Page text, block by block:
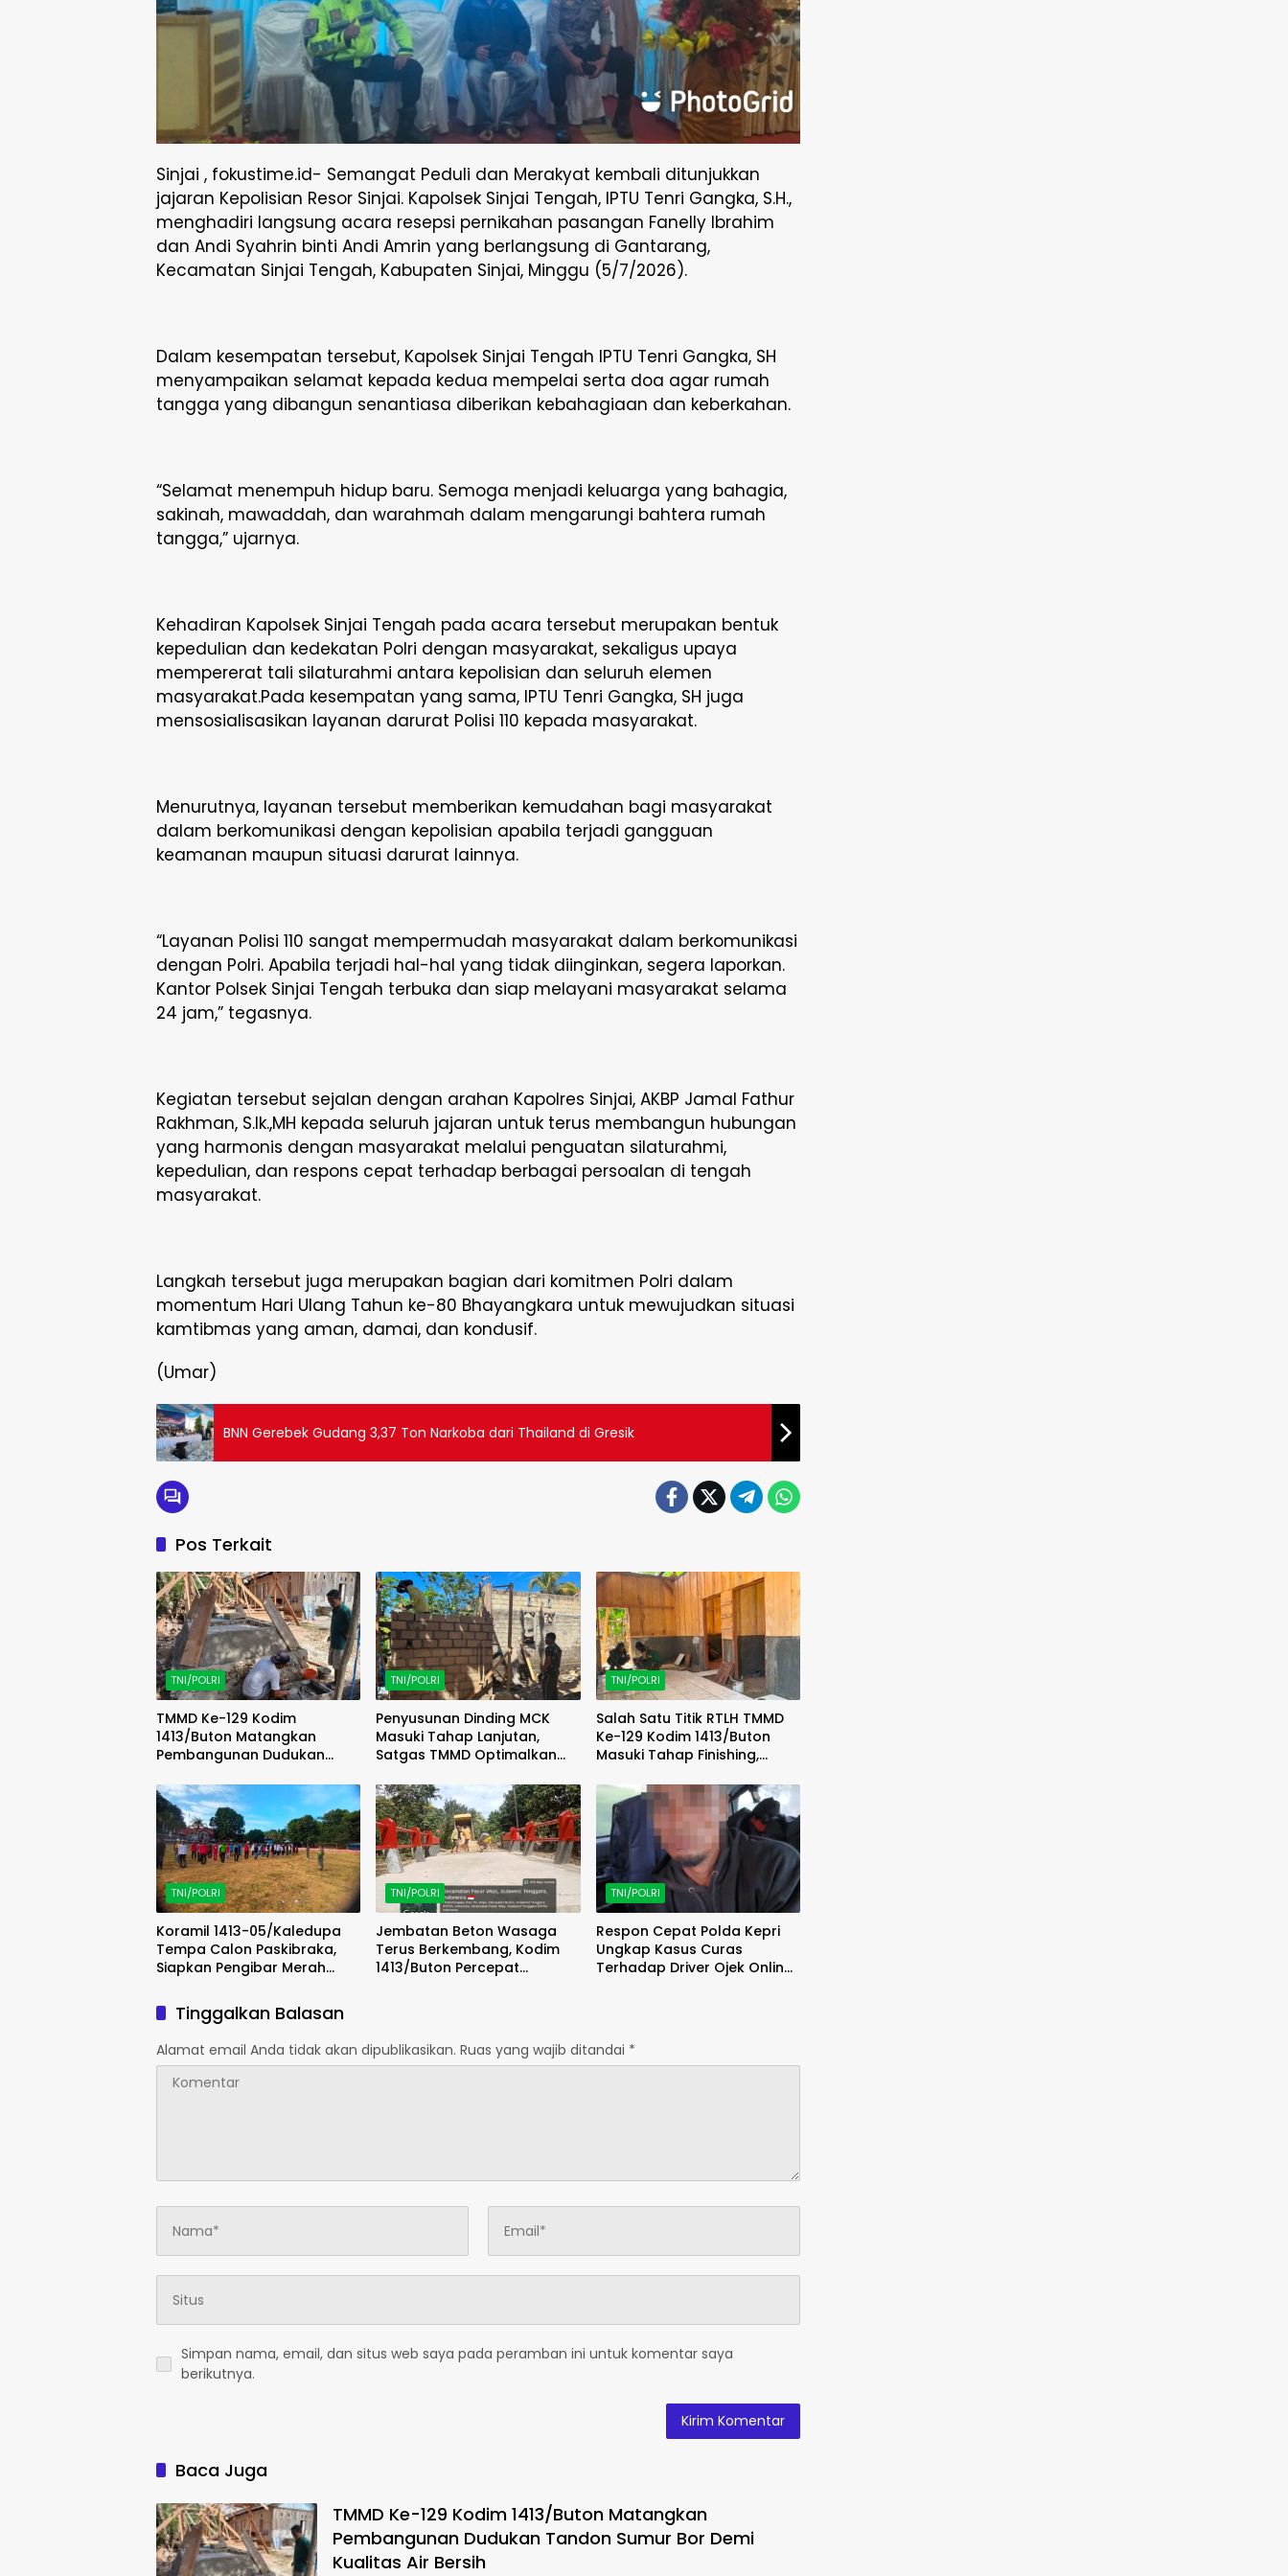
Sinjai , fokustime.id- Semangat Peduli dan Merakyat kembali ditunjukkan
jajaran Kepolisian Resor Sinjai. Kapolsek Sinjai Tengah, IPTU Tenri Gangka, S.H.,
menghadiri langsung acara resepsi pernikahan pasangan Fanelly Ibrahim
dan Andi Syahrin binti Andi Amrin yang berlangsung di Gantarang,
Kecamatan Sinjai Tengah, Kabupaten Sinjai, Minggu (5/7/2026).
Dalam kesempatan tersebut, Kapolsek Sinjai Tengah IPTU Tenri Gangka, SH
menyampaikan selamat kepada kedua mempelai serta doa agar rumah
tangga yang dibangun senantiasa diberikan kebahagiaan dan keberkahan.
“Selamat menempuh hidup baru. Semoga menjadi keluarga yang bahagia,
sakinah, mawaddah, dan warahmah dalam mengarungi bahtera rumah
tangga,” ujarnya.
Kehadiran Kapolsek Sinjai Tengah pada acara tersebut merupakan bentuk
kepedulian dan kedekatan Polri dengan masyarakat, sekaligus upaya
mempererat tali silaturahmi antara kepolisian dan seluruh elemen
masyarakat.Pada kesempatan yang sama, IPTU Tenri Gangka, SH juga
mensosialisasikan layanan darurat Polisi 110 kepada masyarakat.
Menurutnya, layanan tersebut memberikan kemudahan bagi masyarakat
dalam berkomunikasi dengan kepolisian apabila terjadi gangguan
keamanan maupun situasi darurat lainnya.
“Layanan Polisi 110 sangat mempermudah masyarakat dalam berkomunikasi
dengan Polri. Apabila terjadi hal-hal yang tidak diinginkan, segera laporkan.
Kantor Polsek Sinjai Tengah terbuka dan siap melayani masyarakat selama
24 jam,” tegasnya.
Kegiatan tersebut sejalan dengan arahan Kapolres Sinjai, AKBP Jamal Fathur
Rakhman, S.Ik.,MH kepada seluruh jajaran untuk terus membangun hubungan
yang harmonis dengan masyarakat melalui penguatan silaturahmi,
kepedulian, dan respons cepat terhadap berbagai persoalan di tengah
masyarakat.
Langkah tersebut juga merupakan bagian dari komitmen Polri dalam
momentum Hari Ulang Tahun ke-80 Bhayangkara untuk mewujudkan situasi
kamtibmas yang aman, damai, dan kondusif.
(Umar)
BNN Gerebek Gudang 3,37 Ton Narkoba dari Thailand di Gresik
Pos Terkait
TNI/POLRI
TMMD Ke-129 Kodim
1413/Buton Matangkan
Pembangunan Dudukan
Kualitas Air Bersih
TNI/POLRI
Penyusunan Dinding MCK
Masuki Tahap Lanjutan,
Satgas TMMD Optimalkan
TNI/POLRI
Salah Satu Titik RTLH TMMD
Ke-129 Kodim 1413/Buton
Masuki Tahap Finishing,
Nyata
TNI/POLRI
Koramil 1413-05/Kaledupa
Tempa Calon Paskibraka,
Siapkan Pengibar Merah
TNI/POLRI
Jembatan Beton Wasaga
Terus Berkembang, Kodim
1413/Buton Percepat
TNI/POLRI
Respon Cepat Polda Kepri
Ungkap Kasus Curas
Terhadap Driver Ojek Online
Tinggalkan Balasan
Alamat email Anda tidak akan dipublikasikan. Ruas yang wajib ditandai *
Simpan nama, email, dan situs web saya pada peramban ini untuk komentar saya
berikutnya.
Baca Juga
TMMD Ke-129 Kodim 1413/Buton Matangkan
Pembangunan Dudukan Tandon Sumur Bor Demi
Kualitas Air Bersih